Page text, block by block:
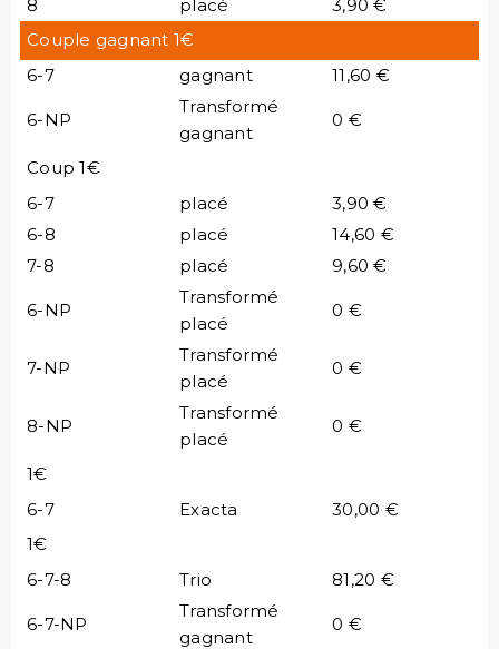
8 placé
3,90 €
Couple gagnant 1€
6-7
gagnant 11,60 €
6-NP
Transformé
gagnant
0 €
Coup 1€
6-7
placé
3,90 €
6-8
placé
14,60 €
7-8
placé 9,60 €
6-NP
Transformé
placé
0 €
7-NP
Transformé
placé
0 €
8-NP
Transformé
placé
0 €
1€
6-7
Exacta
30,00 €
1€
6-7-8
Trio 81,20 €
6-7-NP
Transformé
gagnant
0 €